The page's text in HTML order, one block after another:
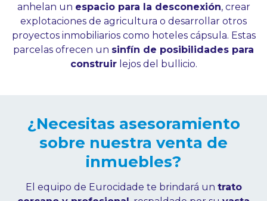
anhelan un espacio para la desconexión, crear
explotaciones de agricultura o desarrollar otros
proyectos inmobiliarios como hoteles cápsula. Estas
parcelas ofrecen un sinfín de posibilidades para
construirlejos del bullicio.
¿Necesitas asesoramiento
sobre nuestra venta de
inmuebles?
El equipo de Eurocidade te brindará un trato